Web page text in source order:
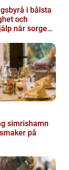
i bålsta
och
när sorgen
simrishamn
på